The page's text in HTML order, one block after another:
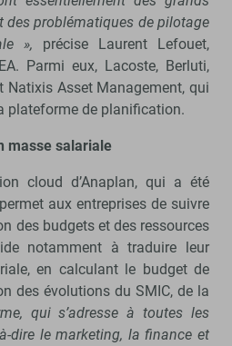
des problématiques de pilotage
», précise Laurent Lefouet,
Parmi eux, Lacoste, Berluti,
Natixis Asset Management, qui
plateforme de planification.
masse salariale
cloud d’Anaplan, qui a été
aux entreprises de suivre
des budgets et des ressources
notamment à traduire leur
en calculant le budget de
des évolutions du SMIC, de la
qui s’adresse à toutes les
dire le marketing, la finance et